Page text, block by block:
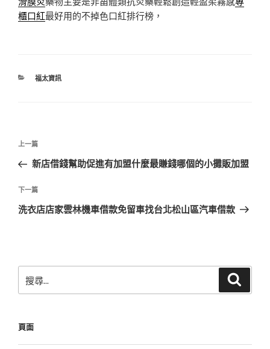
櫃口紅最好用的不掉色口紅排行榜，
分
福太資訊
文
導
覽
上
一
文
章
上一篇
新店借錢幫助促進有加盟什麼最賺錢哪個的小攤販加盟
下
一
下一篇
洗衣店店家雲林機車借款免留車找台北松山區汽車借款
尋
字:
頁面